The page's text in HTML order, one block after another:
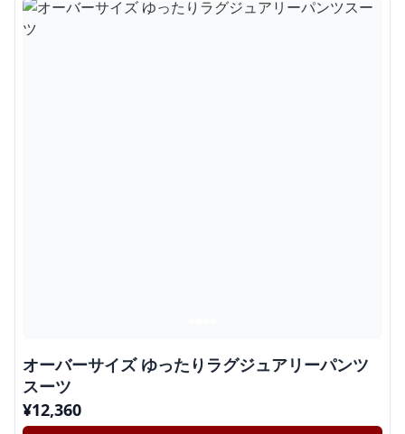
オーバーサイズ ゆったりラグジュアリーパンツ
スーツ
¥12,360